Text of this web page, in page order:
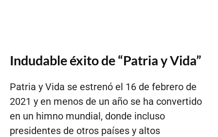
Indudable éxito de “Patria y Vida”
Patria y Vida se estrenó el 16 de febrero de
2021 y en menos de un año se ha convertido
en un himno mundial, donde incluso
presidentes de otros países y altos